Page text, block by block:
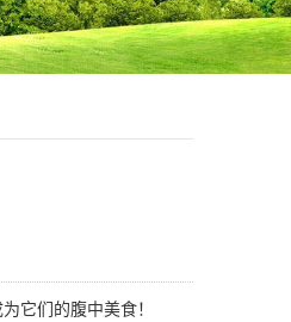
它们的腹中美食！